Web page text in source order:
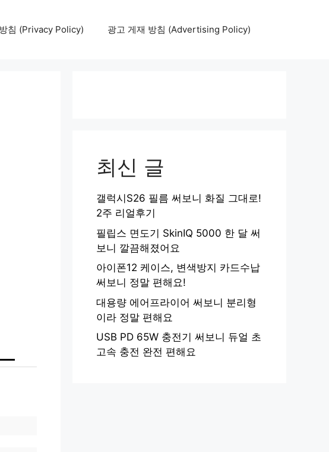
침 (Privacy Policy) 광고 게재 방침 (Advertising Policy)
최신 글
갤럭시S26 필름 써보니 화질 그대로!
2주 리얼후기
필립스 면도기 SkinIQ 5000 한 달 써
보니 깔끔해졌어요
아이폰12 케이스, 변색방지 카드수납
써보니 정말 편해요!
대용량 에어프라이어 써보니 분리형
이라 정말 편해요
USB PD 65W 충전기 써보니 듀얼 초
고속 충전 완전 편해요